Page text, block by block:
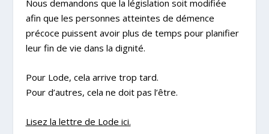
Nous demandons que la législation soit modifiée
afin que les personnes atteintes de démence
précoce puissent avoir plus de temps pour planifier
leur fin de vie dans la dignité.
Pour Lode, cela arrive trop tard.
Pour d’autres, cela ne doit pas l’être.
Lisez la lettre de Lode ici.